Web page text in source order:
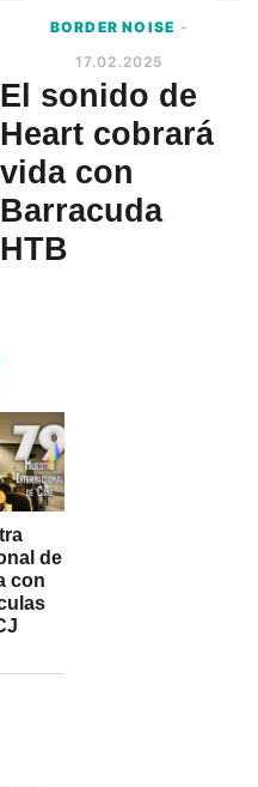
BORDER NOISE -
17.02.2025
El sonido de
Heart cobrará
vida con
Barracuda
HTB
de
con